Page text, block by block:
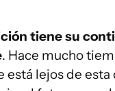
tiene su
. Hace mucho
está lejos de